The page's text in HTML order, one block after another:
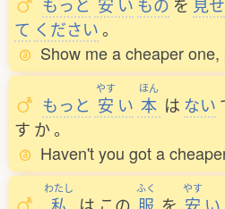
もっと 安 い もの を 見せ
て ください。
Show me a cheaper one,
もっと
やす
安 い
ほん
本 は ない
す か。
Haven't you got a
わたし ふく やす